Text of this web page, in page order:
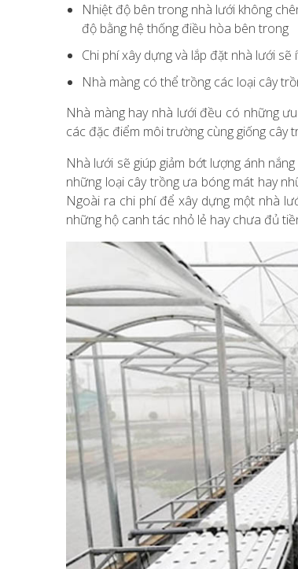
Nhiệt độ bên trong nhà lưới không
độ bằng hệ thống điều hòa bên trong
Chi phí xây dựng và lắp đặt nhà lưới
Nhà màng có thể trồng các loại cây
Nhà màng hay nhà lưới đều có những
các đặc điểm môi trường cùng giống cây
Nhà lưới sẽ giúp giảm bớt lượng ánh
những loại cây trồng ưa bóng mát hay
Ngoài ra chi phí để xây dựng một nhà
những hộ canh tác nhỏ lẻ hay chưa đủ